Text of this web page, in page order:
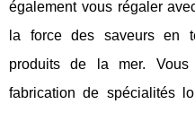
également vous régaler
la force des saveurs en
produits de la mer.
fabrication de spécialités